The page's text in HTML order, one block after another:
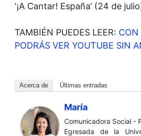
‘¡A Cantar! España’ (24 de
TAMBIÉN PUEDES LEER: CON
PODRÁS VER YOUTUBE SIN
Acerca de Últimas entradas
María
Comunicadora Social -
Egresada de la